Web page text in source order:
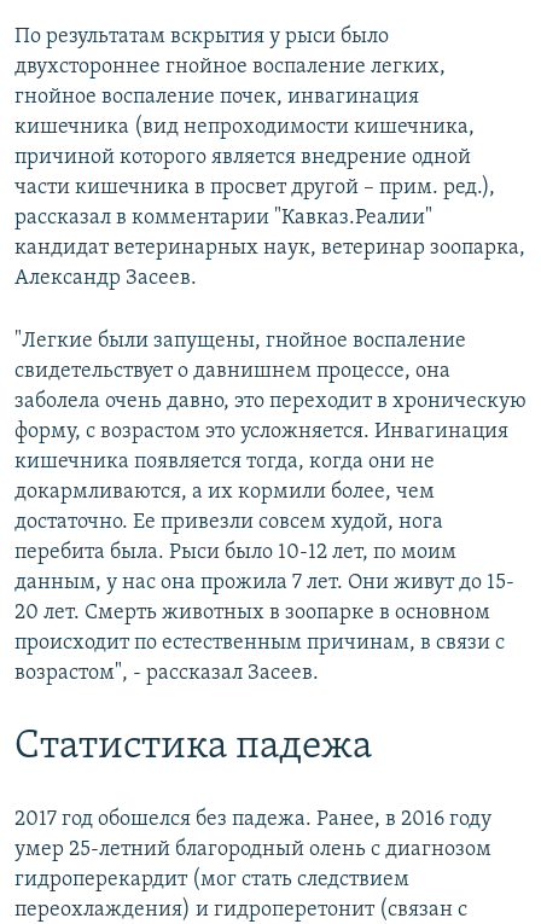
По результатам вскрытия у рыси было
двухстороннее гнойное воспаление легких,
гнойное воспаление почек, инвагинация
кишечника (вид непроходимости кишечника,
причиной которого является внедрение одной
части кишечника в просвет другой – прим. ред.),
рассказал в комментарии "Кавказ.Реалии"
кандидат ветеринарных наук, ветеринар зоопарка,
Александр Засеев.
"Легкие были запущены, гнойное воспаление
свидетельствует о давнишнем процессе, она
заболела очень давно, это переходит в хроническую
форму, с возрастом это усложняется. Инвагинация
кишечника появляется тогда, когда они не
докармливаются, а их кормили более, чем
достаточно. Ее привезли совсем худой, нога
перебита была. Рыси было 10-12 лет, по моим
данным, у нас она прожила 7 лет. Они живут до 15-
20 лет. Смерть животных в зоопарке в основном
происходит по естественным причинам, в связи с
возрастом", - рассказал Засеев.
Статистика падежа
2017 год обошелся без падежа. Ранее, в 2016 году
умер 25-летний благородный олень с диагнозом
гидроперекардит (мог стать следствием
переохлаждения) и гидроперетонит (связан с